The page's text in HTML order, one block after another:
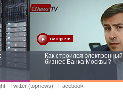
Как строился электронный
бизнес Банка Москвы?
Twitter (topnews) Facebook